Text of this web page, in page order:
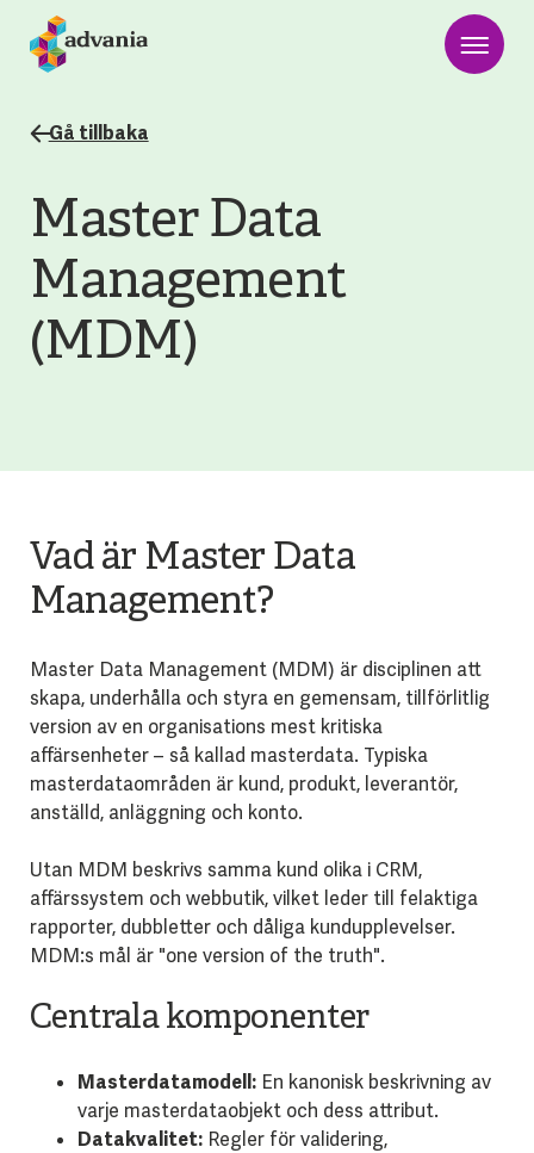
Gå tillbaka
Master Data
Management
(MDM)
Vad är Master Data
Management?
Master Data Management (MDM) är disciplinen att
skapa, underhålla och styra en gemensam, tillförlitlig
version av en organisations mest kritiska
affärsenheter – så kallad masterdata. Typiska
masterdataområden är kund, produkt, leverantör,
anställd, anläggning och konto.
Utan MDM beskrivs samma kund olika i CRM,
affärssystem och webbutik, vilket leder till felaktiga
rapporter, dubbletter och dåliga kundupplevelser.
MDM:s mål är "one version of the truth".
Centrala komponenter
Masterdatamodell:En kanonisk beskrivning av
varje masterdataobjekt och dess attribut.
Datakvalitet:Regler för validering,